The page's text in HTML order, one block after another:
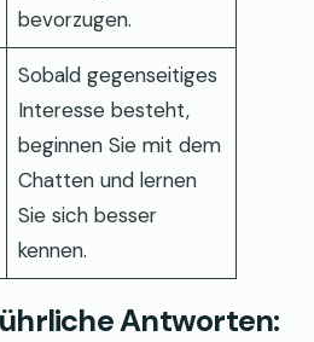
bevorzugen.
Sobald gegenseitiges
Interesse besteht,
beginnen Sie mit dem
Chatten und lernen
Sie sich besser
kennen.
Antworten: